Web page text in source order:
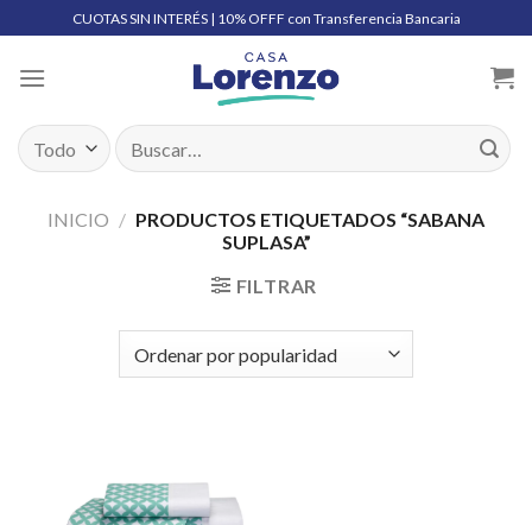
to
content
CUOTAS SIN INTERÉS | 10% OFFF con Transferencia Bancaria
Buscar
por:
INICIO / PRODUCTOS ETIQUETADOS “SABANA
SUPLASA”
FILTRAR